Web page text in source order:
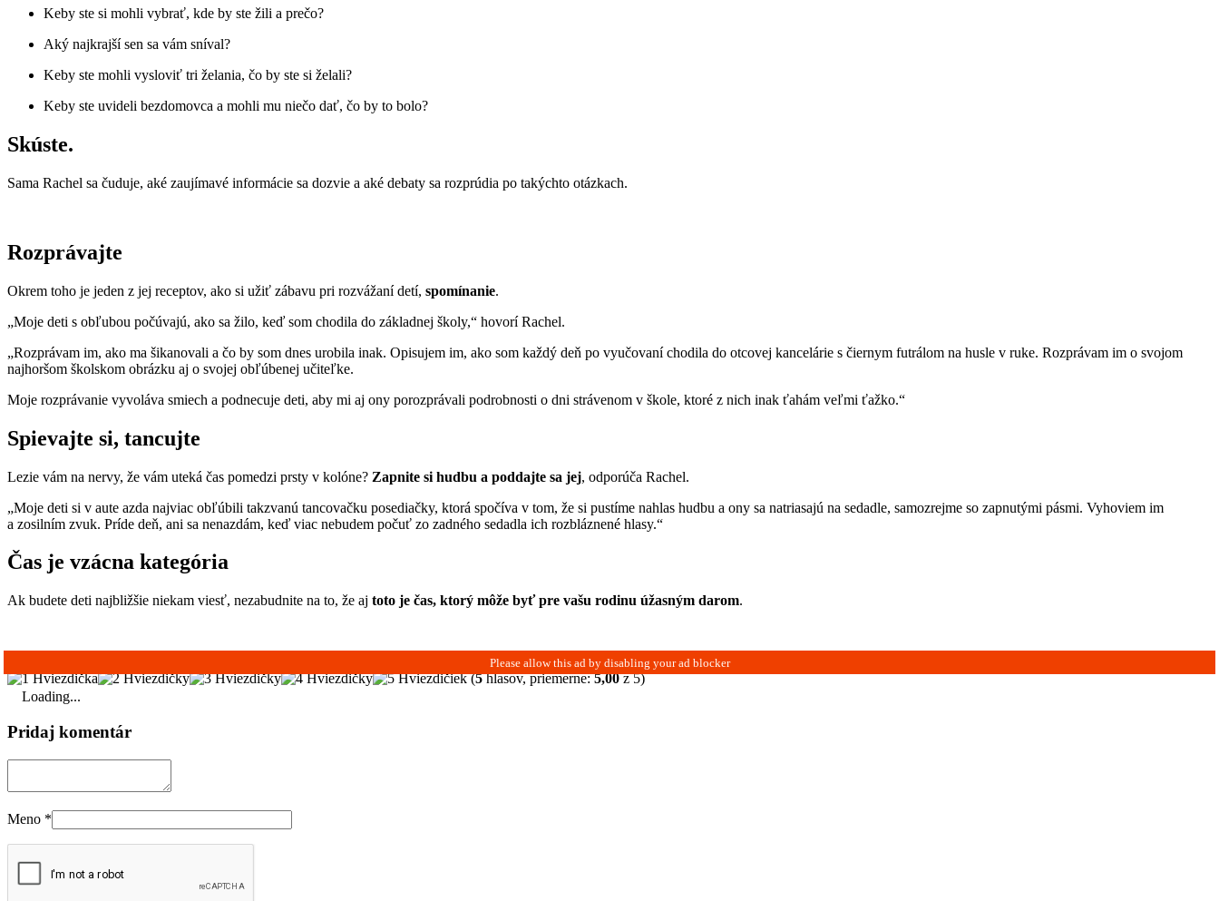
Keby ste si mohli vybrať, kde by ste žili a prečo?
Aký najkrajší sen sa vám sníval?
Keby ste mohli vysloviť tri želania, čo by ste si želali?
Keby ste uvideli bezdomovca a mohli mu niečo dať, čo by to bolo?
Skúste.
Sama Rachel sa čuduje, aké zaujímavé informácie sa dozvie a aké debaty sa rozprúdia po takýchto otázkach.
Rozprávajte
Okrem toho je jeden z jej receptov, ako si užiť zábavu pri rozvážaní detí, spomínanie.
„Moje deti s obľubou počúvajú, ako sa žilo, keď som chodila do základnej školy,“ hovorí Rachel.
„Rozprávam im, ako ma šikanovali a čo by som dnes urobila inak. Opisujem im, ako som každý deň po vyučovaní chodila do otcovej kancelárie s čiernym futrálom na husle v ruke. Rozprávam im o svojom
najhoršom školskom obrázku aj o svojej obľúbenej učiteľke.
Moje rozprávanie vyvoláva smiech a podnecuje deti, aby mi aj ony porozprávali podrobnosti o dni strávenom v škole, ktoré z nich inak ťahám veľmi ťažko.“
Spievajte si, tancujte
Lezie vám na nervy, že vám uteká čas pomedzi prsty v kolóne? Zapnite si hudbu a poddajte sa jej, odporúča Rachel.
„Moje deti si v aute azda najviac obľúbili takzvanú tancovačku posediačky, ktorá spočíva v tom, že si pustíme nahlas hudbu a ony sa natriasajú na sedadle, samozrejme so zapnutými pásmi. Vyhoviem im
a zosilním zvuk. Príde deň, ani sa nenazdám, keď viac nebudem počuť zo zadného sedadla ich rozbláznené hlasy.“
Čas je vzácna kategória
Ak budete deti najbližšie niekam viesť, nezabudnite na to, že aj toto je čas, ktorý môže byť pre vašu rodinu úžasným darom.
(5hlasov, priemerne:5,00z 5)
Loading...
Pridaj komentár
Meno *